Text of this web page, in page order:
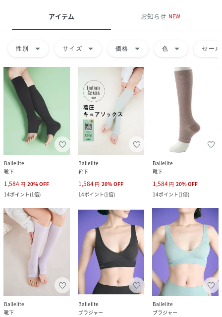
アイテム お知らせ NEW
性別 arrow_drop_down サイズ arrow_drop_down 価格 arrow_drop_down 色 arrow_drop_down セール
Ballelite
靴下
1,584 円 20%OFF
14ポイント(1倍)
Ballelite
靴下
1,584 円 20%OFF
14ポイント(1倍)
Ballelite
靴下
1,584 円 20%OFF
14ポイント(1倍)
Ballelite
靴下
Ballelite
ブラジャー
Ballelite
ブラジャー